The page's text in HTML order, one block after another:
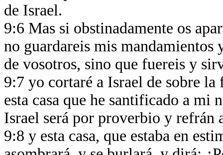
de Israel.
9:6 Mas si obstinadamente os
no guardareis mis mandamientos
de vosotros, sino que fuereis y
9:7 yo cortaré a Israel de sobre
esta casa que he santificado a mi
Israel será por proverbio y refrán
9:8 y esta casa, que estaba en